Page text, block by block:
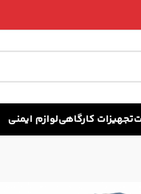
تجهیزات کارگاهیلوازم ایمنی